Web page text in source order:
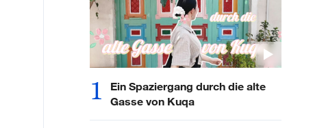
1
Ein Spaziergang durch die alte
Gasse von Kuqa